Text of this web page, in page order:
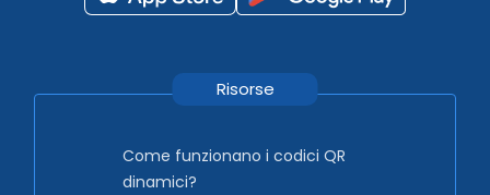
Risorse
Come funzionano i codici QR
dinamici?